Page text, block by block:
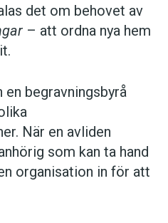
det om behovet av
– att ordna nya hem
begravningsbyrå
När en avliden
som kan ta hand
organisation in för att